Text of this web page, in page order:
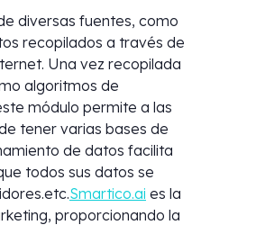
diversas fuentes, como
recopilados a través de
Una vez recopilada
algoritmos de
módulo permite a las
tener varias bases de
de datos facilita
todos sus datos se
Smartico.ai es la
proporcionando la